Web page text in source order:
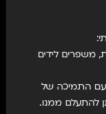
משפרים לידים
כאשר משלבים את היכולות של AI עם התמיכה של